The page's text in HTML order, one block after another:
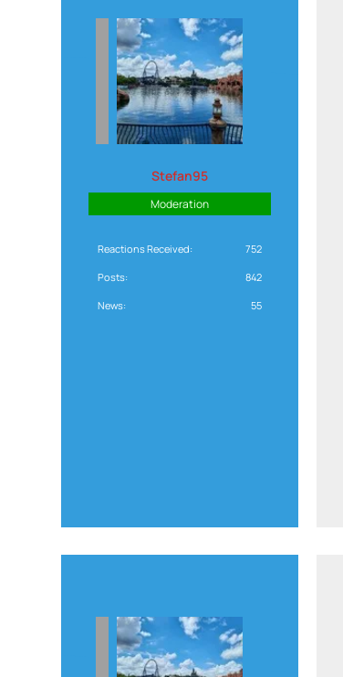
Stefan95
Moderation
Reactions Received 752
Posts 842
News 55